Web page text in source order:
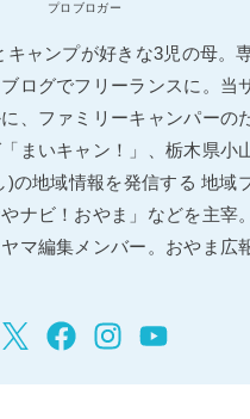
プロブロガー
キャンプが好きな3児の母。
ログでフリーランスに。当
、ファミリーキャンパーの
まいキャン！」、栃木県小
)の地域情報を発信する 地域
ナビ！おやま」などを主宰。
マ編集メンバー。おやま広